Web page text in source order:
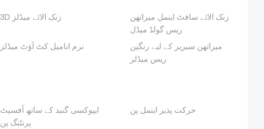
3D زنک الائے میڈلز
زنک الائے سافٹ اینمل میراتھن
ریس گولڈ میڈل
نرم انامیل کٹ آؤٹ میڈلز
میراتھن سیریز کے لیے رنگین
ریس میڈلز
ایپوکسی گنبد کے ساتھ آفسیٹ
پرنٹنگ پن
حرکت پذیر اینمل پن